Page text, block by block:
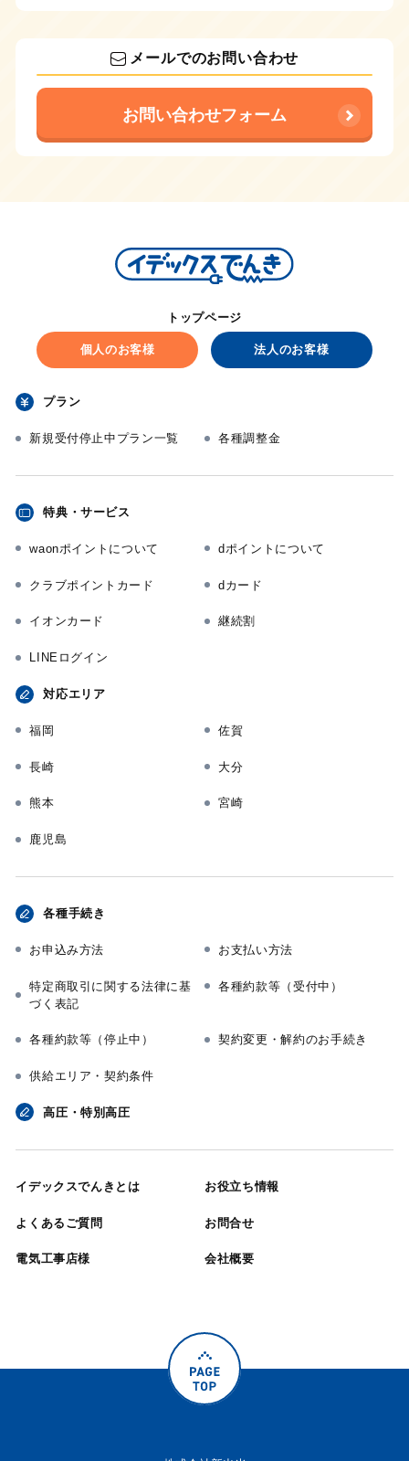
メールでのお問い合わせ
お問い合わせフォーム
トップページ
個人のお客様 法人のお客様
プラン
新規受付停止中プラン一覧 各種調整金
特典・サービス
waonポイントについて dポイントについて
クラブポイントカード dカード
イオンカード 継続割
LINEログイン
対応エリア
福岡 佐賀
長崎 大分
熊本 宮崎
鹿児島
各種手続き
お申込み方法 お支払い方法
特定商取引に関する法律に基
づく表記
各種約款等（受付中）
各種約款等（停止中） 契約変更・解約のお手続き
供給エリア・契約条件
高圧・特別高圧
イデックスでんきとは お役立ち情報
よくあるご質問 お問合せ
電気工事店様 会社概要